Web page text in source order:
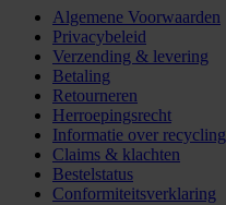
Algemene Voorwaarden
Privacybeleid
Verzending & levering
Betaling
Retourneren
Herroepingsrecht
Informatie over recycling
Claims & klachten
Bestelstatus
Conformiteitsverklaring